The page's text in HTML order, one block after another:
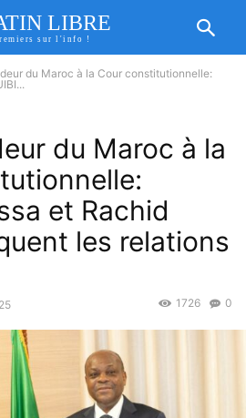
LIBRE
sur l'info !
du Maroc à la Cour constitutionnelle:
du Maroc à la
et Rachid
les relations
0
1726